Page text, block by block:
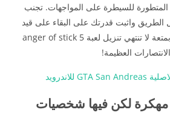
المتطورة للسيطرة على المواجهات. تجنب
واثبت قدرتك على البقاء على قيد
الحياة طوال الوقت. احظى بمتعة لا تنتهي تنزيل لعبة anger of stick 5
العظيمة!
مهكرة لكن فيها شخصيات